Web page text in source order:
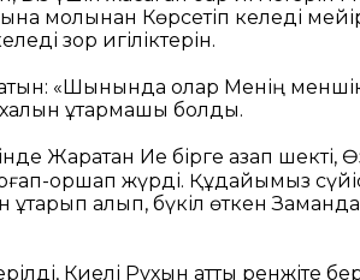
молынан Көрсетіп келеді
зор игіліктерін.
«Шынында олар Менің
құтқармақшы болды.
Жаратқан Ие бірге азап шекті,
қоршап жүрді. Құдайымыз
құтқарып алып, бүкіл өткен
Киелі Рухын қатты ренжіте